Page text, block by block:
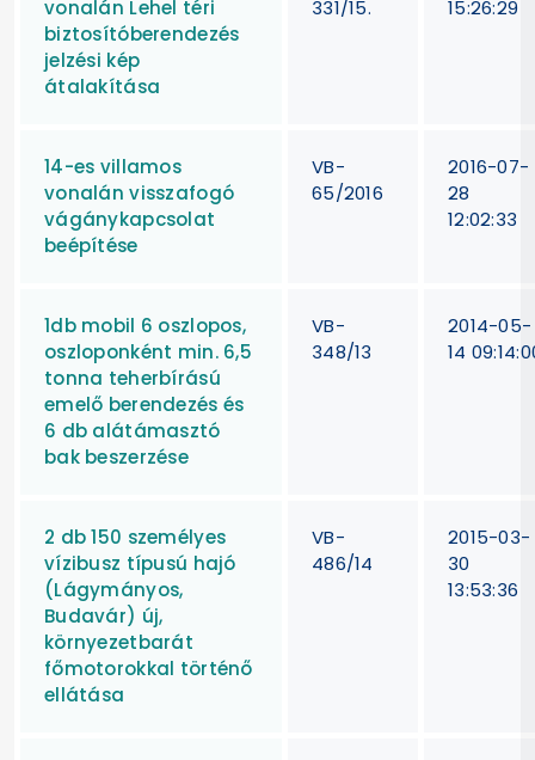
vonalán Lehel téri
biztosítóberendezés
jelzési kép
átalakítása
331/15.
15:26:29
14-es villamos
vonalán visszafogó
vágánykapcsolat
beépítése
VB-
65/2016
2016-07-
28
12:02:33
1db mobil 6 oszlopos,
oszloponként min. 6,5
tonna teherbírású
emelő berendezés és
6 db alátámasztó
bak beszerzése
VB-
348/13
2014-05-
14
2 db 150 személyes
vízibusz típusú hajó
(Lágymányos,
Budavár) új,
környezetbarát
főmotorokkal történő
ellátása
VB-
486/14
2015-03-
30
13:53:36